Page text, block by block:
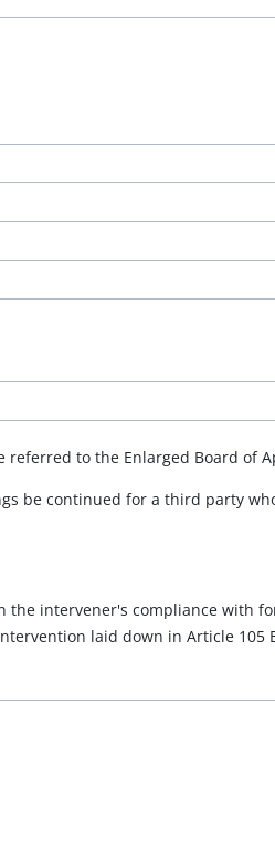
referred to the Enlarged Board of
be continued for a third party
intervener's compliance with
laid down in Article 105